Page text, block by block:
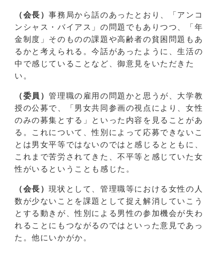
（会長）事務局から話のあったとおり、「アンコ
ンシャス・バイアス」の問題でもありつつ、「年
金制度」そのものの課題や高齢者の貧困問題もあ
るかと考えられる。今話があったように、生活の
中で感じていることなど、御意見をいただきた
い。
（委員）管理職の雇用の問題かと思うが、大学教
授の公募で、「男女共同参画の視点により、女性
のみの募集とする」といった内容を見ることがあ
る。これについて、性別によって応募できないこ
とは男女平等ではないのではと感じるとともに、
これまで苦労されてきた、不平等と感じていた女
性がいるということも感じた。
（会長）現状として、管理職等における女性の人
数が少ないことを課題として捉え解消していこう
とする動きが、性別による男性の参加機会が失わ
れることにもつながるのではといった意見であっ
た。他にいかがか。